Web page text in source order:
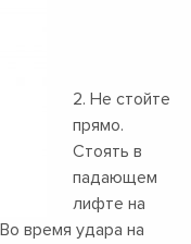
2. Не стойте
прямо.
Стоять в
падающем
лифте на
время удара на